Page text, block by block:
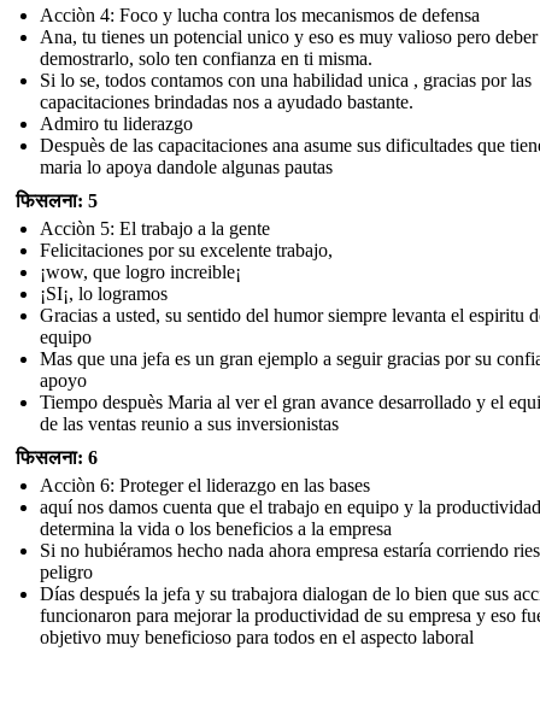
Acciòn 4: Foco y lucha contra los mecanismos de defensa
Ana, tu tienes un potencial unico y eso es muy valioso pero
demostrarlo, solo ten confianza en ti misma.
Si lo se, todos contamos con una habilidad unica , gracias por las
capacitaciones brindadas nos a ayudado bastante.
Admiro tu liderazgo
Despuès de las capacitaciones ana asume sus dificultades que
maria lo apoya dandole algunas pautas
फिसलना: 5
Acciòn 5: El trabajo a la gente
Felicitaciones por su excelente trabajo,
¡wow, que logro increible¡
¡SI¡, lo logramos
Gracias a usted, su sentido del humor siempre levanta el espiritu
equipo
Mas que una jefa es un gran ejemplo a seguir gracias por su
apoyo
Tiempo despuès Maria al ver el gran avance desarrollado y el
de las ventas reunio a sus inversionistas
फिसलना: 6
Acciòn 6: Proteger el liderazgo en las bases
aquí nos damos cuenta que el trabajo en equipo y la
determina la vida o los beneficios a la empresa
Si no hubiéramos hecho nada ahora empresa estaría corriendo
peligro
Días después la jefa y su trabajora dialogan de lo bien que sus
funcionaron para mejorar la productividad de su empresa y eso
objetivo muy beneficioso para todos en el aspecto laboral